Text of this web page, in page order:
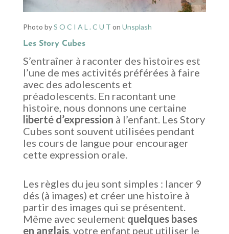
Photo byS O C I A L . C U T on Unsplash
Les Story Cubes
S’entraîner à raconter des histoires est
l’une de mes activités préférées à faire
avec des adolescents et
préadolescents. En racontant une
histoire, nous donnons une certaine
liberté d’expression à l’enfant. Les Story
Cubes sont souvent utilisées pendant
les cours de langue pour encourager
cette expression orale.
Les règles du jeu sont simples : lancer 9
dés (à images) et créer une histoire à
partir des images qui se présentent.
Même avec seulement quelques bases
en anglais, votre enfant peut utiliser le